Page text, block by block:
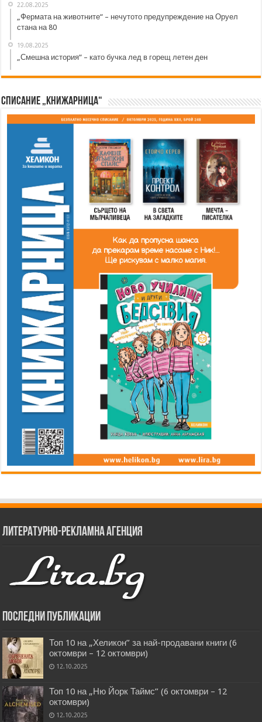
22.08.2025
„Фермата на животните“ – нечутото предупреждение на Оруел
стана на 80
19.08.2025
„Смешна история“ – като бучка лед в горещ летен ден
Списание „Книжарница“
Литературно-рекламна агенция
Последни публикации
Топ 10 на „Хеликон” за най-продавани книги (6
октомври – 12 октомври)
12.10.2025
Топ 10 на „Ню Йорк Таймс” (6 октомври – 12
октомври)
12.10.2025